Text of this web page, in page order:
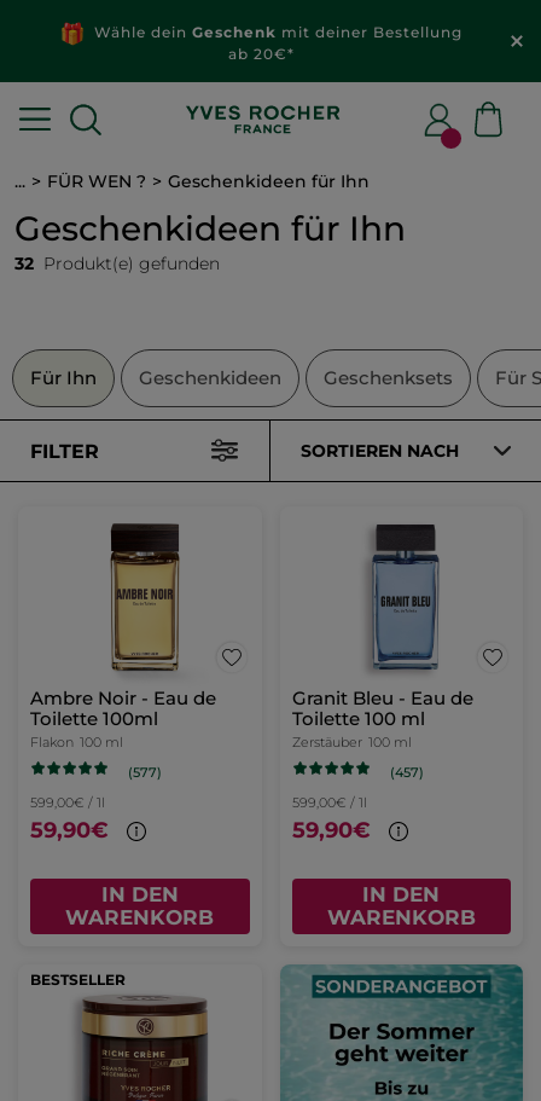
Wähle dein Geschenk mit deiner Bestellung
ab 20€*
... FÜR WEN ? Geschenkideen für Ihn
Geschenkideen für Ihn
32 Produkt(e) gefunden
Für Ihn Geschenkideen Geschenksets Für
FILTER SORTIEREN NACH
Ambre Noir - Eau de
Toilette 100ml
Flakon 100 ml
(577)
599,00€ / 1l
59,90€
IN DEN
WARENKORB
Granit Bleu - Eau de
Toilette 100 ml
Zerstäuber 100 ml
(457)
599,00€ / 1l
59,90€
IN DEN
WARENKORB
BESTSELLER